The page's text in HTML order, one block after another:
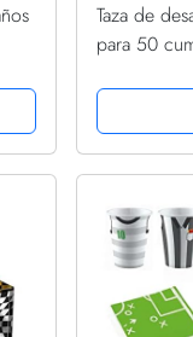
Taza de
para 50
cumpleaños